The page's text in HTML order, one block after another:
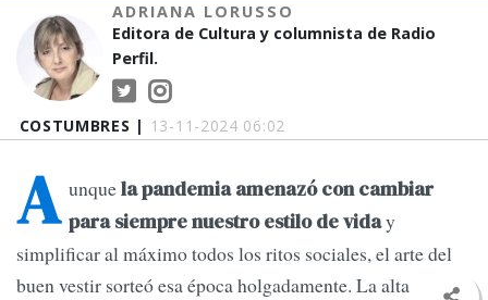
COSTUMBRES | 13-11-2024 06:02
ADRIANA LORUSSO
Editora de Cultura y columnista de Radio
Perfil.
A unquela pandemia amenazó con cambiar
para siempre nuestro estilo de viday
simplificar al máximo todos los ritos sociales, el arte del
buen vestir sorteó esa época holgadamente. La alta